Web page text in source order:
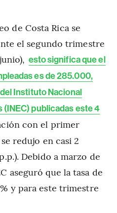
de Costa Rica se
el segundo trimestre
esto significa que el
es de 285.000,
Instituto Nacional
publicadas este 4
con el primer
redujo en casi 2
Debido a marzo de
aseguró que la tasa de
y para este trimestre